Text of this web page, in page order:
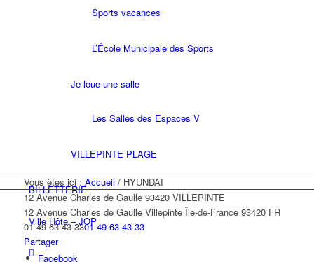
Sports vacances
L’École Municipale des Sports
Je loue une salle
Les Salles des Espaces V
VILLEPINTE PLAGE
BILLETTERIE
Ville Hôte – JOP
Vous êtes ici : Accueil / HYUNDAI
12 Avenue Charles de Gaulle 93420 VILLEPINTE
12 Avenue Charles de Gaulle Villepinte Île-de-France 93420 FR
01 49 63 43 3301 49 63 43 33
Partager
Facebook